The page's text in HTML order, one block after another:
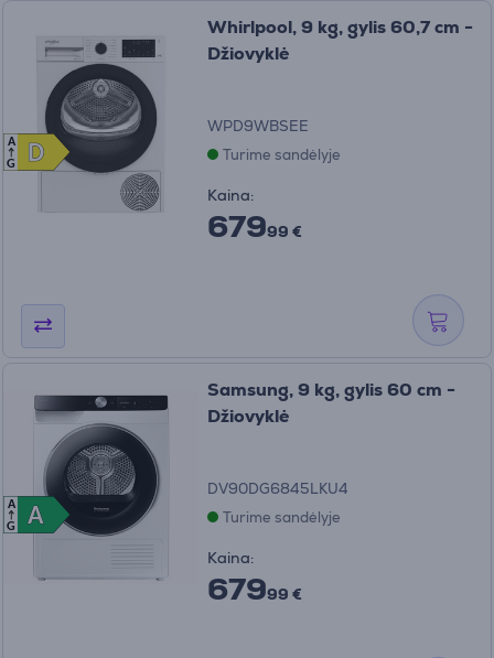
D
D
A
G
Whirlpool, 9 kg, gylis 60,7 cm -
Džiovyklė
WPD9WBSEE
Turime sandėlyje
Kaina:
67999 €
A
A
A
G
Samsung, 9 kg, gylis 60 cm -
Džiovyklė
DV90DG6845LKU4
Turime sandėlyje
Kaina:
67999 €